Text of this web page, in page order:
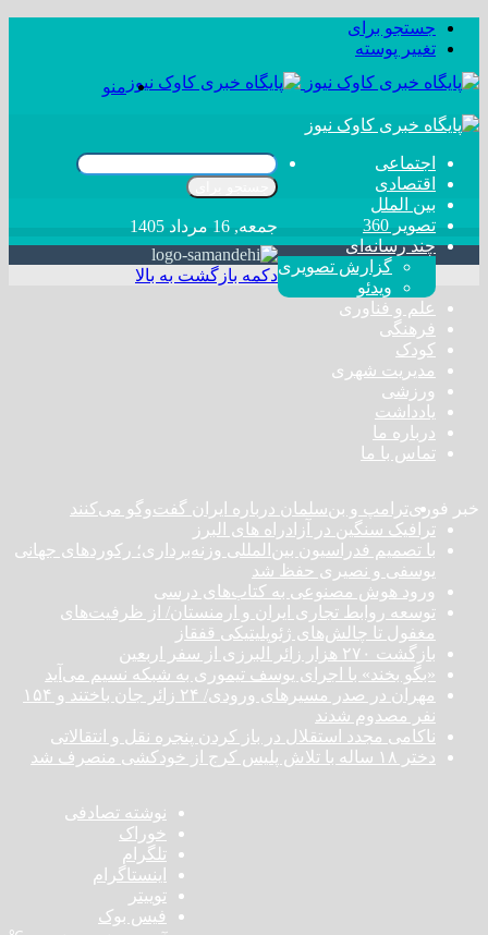
جستجو برای
تغییر پوسته
منو
اجتماعی
اقتصادی
بین الملل
تصویر 360
چند رسانه‌ای
گزارش تصویری
ویدئو
علم و فناوری
فرهنگی
کودک
مدیریت شهری
ورزشی
یادداشت
درباره ما
تماس با ما
جمعه, 16 مرداد 1405
خبر فوریترامپ و بن‌سلمان درباره ایران گفت‌و‌گو می‌کنند
ترافیک سنگین در آزادراه های البرز
با تصمیم فدراسیون بین‌المللی وزنه‌برداری؛ رکورد‌های جهانی
یوسفی و نصیری حفظ شد
ورود هوش مصنوعی به کتاب‌های درسی
توسعه روابط تجاری ایران و ارمنستان/ از ظرفیت‌های
مغفول تا چالش‌های ژئوپلیتیکی قفقاز
بازگشت ۲۷۰ هزار زائر البرزی از سفر اربعین
«بگو بخند» با اجرای یوسف تیموری به شبکه نسیم می‌آید
مهران در صدر مسیر‌های ورودی/ ۲۴ زائر جان باختند و ۱۵۴
نفر مصدوم شدند
ناکامی مجدد استقلال در باز کردن پنجره نقل و انتقالاتی
دختر ‌۱۸‌ ‌ساله‌ با تلاش پلیس کرج از خودکشی منصرف شد
نوشته تصادفی
خوراک
تلگرام
اینستاگرام
توییتر
فیس بوک
دکمه بازگشت به بالا